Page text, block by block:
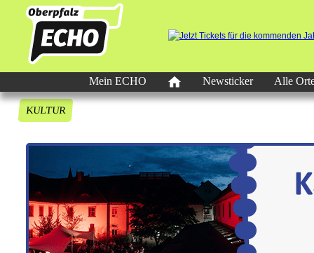
Mein ECHO Newsticker Alle
KULTUR